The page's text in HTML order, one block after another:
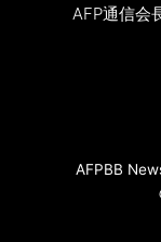
AFP通信会
AFPBB